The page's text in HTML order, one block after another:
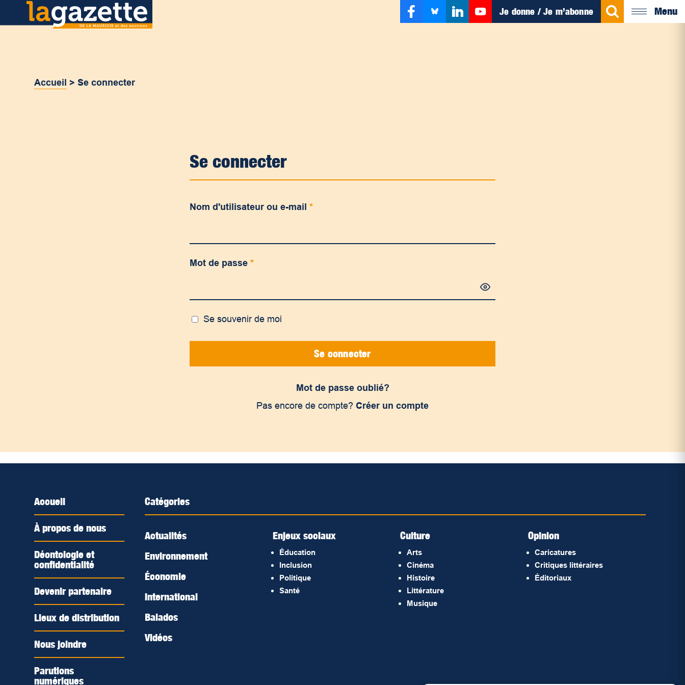
Je donne / Je m’abonne Menu
Accueil >Se connecter
Se connecter
Nom d'utilisateur ou e-mail *
Mot de passe *
Se souvenir de moi
Se connecter
Mot de passe oublié?
Pas encore de compte? Créer un compte
Accueil
À propos de nous
Déontologie et
confidentialité
Devenir partenaire
Lieux de distribution
Nous joindre
Parutions
numériques
Catégories
Actualités
Environnement
Économie
International
Balados
Vidéos
Enjeux sociaux
Éducation
Inclusion
Politique
Santé
Culture
Arts
Cinéma
Histoire
Littérature
Musique
Opinion
Caricatures
Critiques littéraires
Éditoriaux